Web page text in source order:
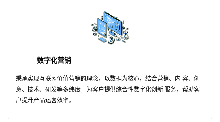
数字化营销
秉承实现互联网价值营销的理念，以数据为核心，结合营销、内 容、创
意、技术、研发等多纬度，为客户提供综合性数字化创新 服务，帮助客
户提升产品运营效率。